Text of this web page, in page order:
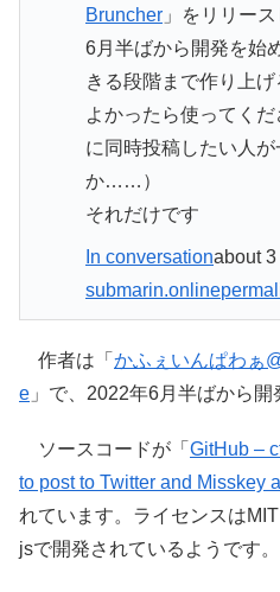
Bruncher 」をリリー
6月半ばから開発を始
きる段階まで作り上
よかったら使ってく
に同時投稿したい人
か……）
それだけです
In conversationabout
submarin.online
作者は「 かふぇいんぱわぁ
e 」で、2022年6月半ばから開
ソースコードが「 GitHub –
to post to Twitter and Misskey
れています。ライセンスは
jsで開発されているようです。